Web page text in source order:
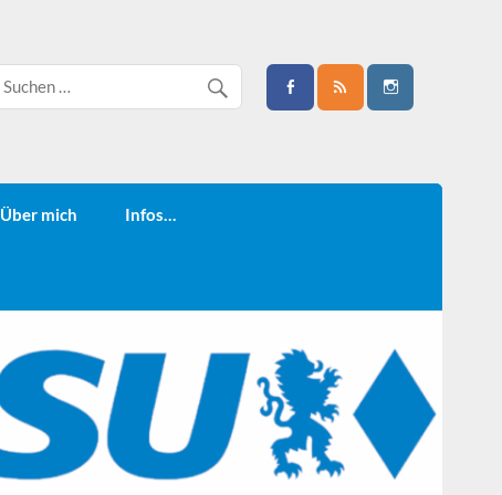
Über mich Infos…